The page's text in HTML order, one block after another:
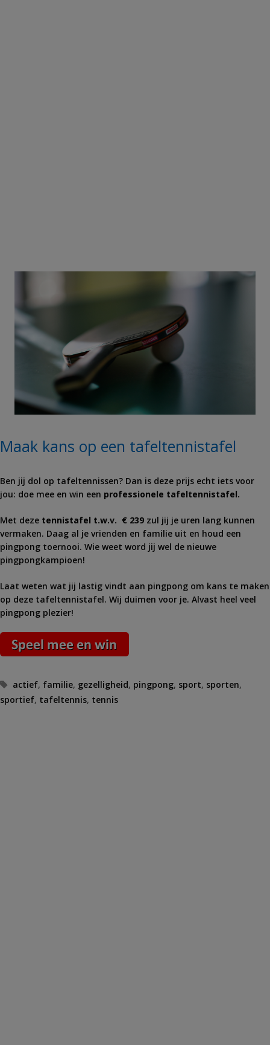
Maak kans op een tafeltennistafel
Ben jij dol op tafeltennissen? Dan is deze prijs echt iets voor
jou: doe mee en win een professionele tafeltennistafel.
Met deze tennistafel t.w.v. € 239 zul jij je uren lang kunnen
vermaken. Daag al je vrienden en familie uit en houd een
pingpong toernooi. Wie weet word jij wel de nieuwe
pingpongkampioen!
Laat weten wat jij lastig vindt aan pingpong om kans te maken
op deze tafeltennistafel. Wij duimen voor je. Alvast heel veel
pingpong plezier!
Tags
actief, familie, gezelligheid, pingpong, sport, sporten,
sportief, tafeltennis, tennis